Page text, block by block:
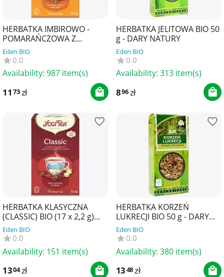
HERBATKA IMBIROWO -
POMARAŃCZOWA Z
WANILIĄ (GINGER ORANGE
WITH VANILLA) BIO (17 x 1,8
g...
Eden BIO
0.0
Availability: 987 item(s)
11 73zł
HERBATKA JELITOWA BIO 50
g - DARY NATURY
Eden BIO
0.0
Availability: 313 item(s)
896zł
HERBATKA KLASYCZNA
(CLASSIC) BIO (17 x 2,2 g)
37,4 g - YOGI TEA
Eden BIO
0.0
Availability: 151 item(s)
1304zł
HERBATKA KORZEŃ
LUKRECJI BIO 50 g - DARY
NATURY
Eden BIO
0.0
Availability: 380 item(s)
1348zł